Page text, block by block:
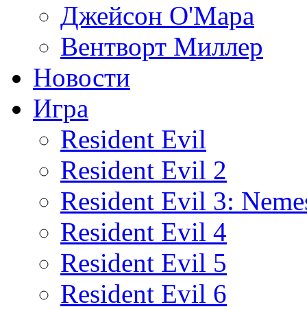
Джейсон О'Мара
Вентворт Миллер
Новости
Игра
Resident Evil
Resident Evil 2
Resident Evil 3:
Resident Evil 4
Resident Evil 5
Resident Evil 6